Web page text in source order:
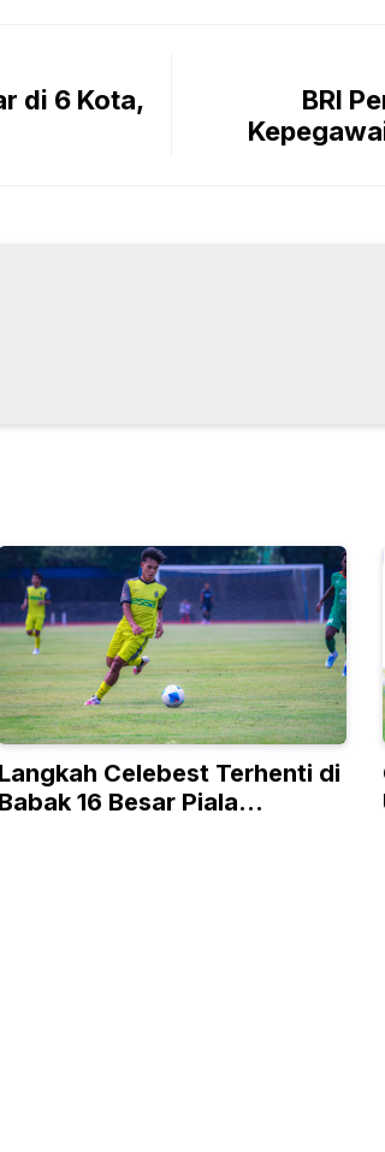
di 6 Kota,
BRI
Langkah Celebest Terhenti di
Babak 16 Besar Piala